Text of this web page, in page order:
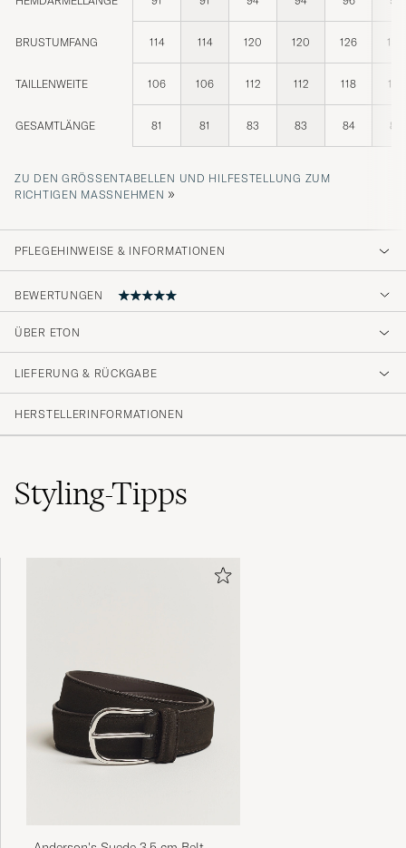
BRUSTUMFANG 114 114 120 120 126 126
TAILLENWEITE 106 106 112 112 118 118
GESAMTLÄNGE 81 81 83 83 84 84
ZU DEN GRÖSSENTABELLEN UND HILFESTELLUNG ZUM R
ICHTIGEN MASSNEHMEN
»
PFLEGEHINWEISE & INFORMATIONEN
BEWERTUNGEN
5
(11)
(0)
Rask levering’
GEKAUFT AM AUF CAREOFCARL.NO
ANDREAS M GEKAUFT AM AUF CAREOFCARL.SE
Perfekt passform. utmärkt till kostym och
ÜBER ETON
LIEFERUNG & RÜCKGABE
HERSTELLERINFORMATIONEN
Styling-Tipps